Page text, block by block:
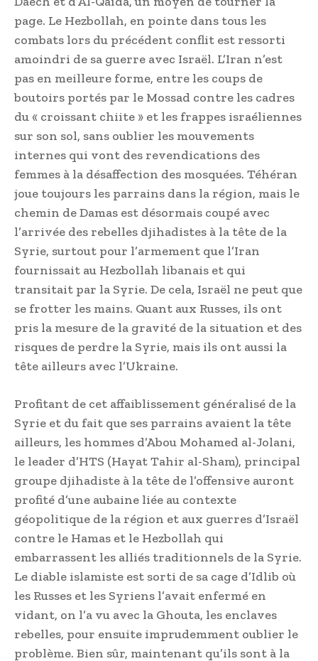
page. Le Hezbollah, en pointe dans tous les
combats lors du précédent conflit est ressorti
amoindri de sa guerre avec Israël. L’Iran n’est
pas en meilleure forme, entre les coups de
boutoirs portés par le Mossad contre les cadres
du « croissant chiite » et les frappes israéliennes
sur son sol, sans oublier les mouvements
internes qui vont des revendications des
femmes à la désaffection des mosquées. Téhéran
joue toujours les parrains dans la région, mais le
chemin de Damas est désormais coupé avec
l’arrivée des rebelles djihadistes à la tête de la
Syrie, surtout pour l’armement que l’Iran
fournissait au Hezbollah libanais et qui
transitait par la Syrie. De cela, Israël ne peut que
se frotter les mains. Quant aux Russes, ils ont
pris la mesure de la gravité de la situation et des
risques de perdre la Syrie, mais ils ont aussi la
tête ailleurs avec l’Ukraine.
Profitant de cet affaiblissement généralisé de la
Syrie et du fait que ses parrains avaient la tête
ailleurs, les hommes d’Abou Mohamed al-Jolani,
le leader d’HTS (Hayat Tahir al-Sham), principal
groupe djihadiste à la tête de l’offensive auront
profité d’une aubaine liée au contexte
géopolitique de la région et aux guerres d’Israël
contre le Hamas et le Hezbollah qui
embarrassent les alliés traditionnels de la Syrie.
Le diable islamiste est sorti de sa cage d’Idlib où
les Russes et les Syriens l’avait enfermé en
vidant, on l’a vu avec la Ghouta, les enclaves
rebelles, pour ensuite imprudemment oublier le
problème. Bien sûr, maintenant qu’ils sont à la